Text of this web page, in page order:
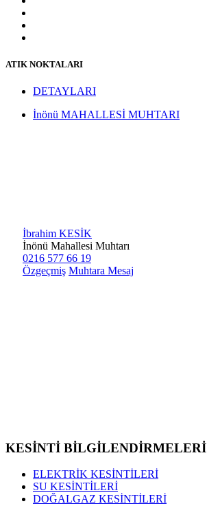
ATIK NOKTALARI
DETAYLARI
İnönü MAHALLESİ MUHTARI
İbrahim KESİK
İnönü Mahallesi Muhtarı
0216 577 66 19
Özgeçmiş Muhtara Mesaj
KESİNTİ BİLGİLENDİRMELERİ
ELEKTRİK KESİNTİLERİ
SU KESİNTİLERİ
DOĞALGAZ KESİNTİLERİ